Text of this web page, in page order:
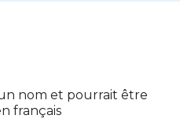
nom et pourrait être
français